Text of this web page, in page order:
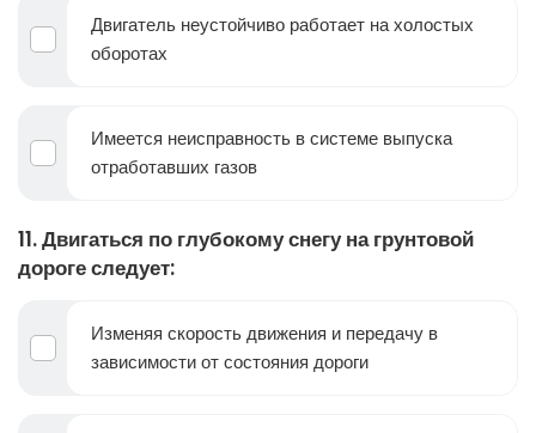
Двигатель неустойчиво работает на холостых
оборотах
Имеется неисправность в системе выпуска
отработавших газов
11. Двигаться по глубокому снегу на грунтовой
дороге следует:
Изменяя скорость движения и передачу в
зависимости от состояния дороги